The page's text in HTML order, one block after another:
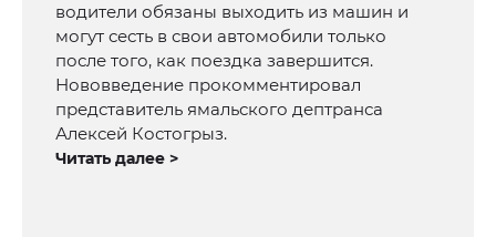
водители обязаны выходить из машин и
могут сесть в свои автомобили только
после того, как поездка завершится.
Нововведение прокомментировал
представитель ямальского дептранса
Алексей Костогрыз.
Читать далее >